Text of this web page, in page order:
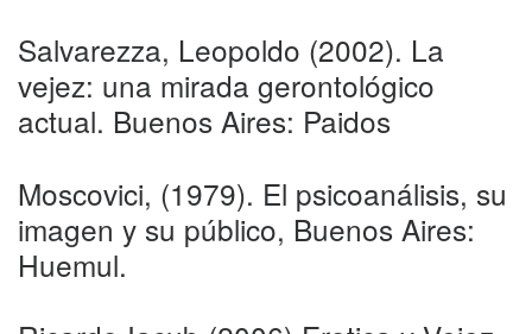
Salvarezza, Leopoldo (2002). La
vejez: una mirada gerontológico
actual. Buenos Aires: Paidos
Moscovici, (1979). El psicoanálisis, su
imagen y su público, Buenos Aires:
Huemul.